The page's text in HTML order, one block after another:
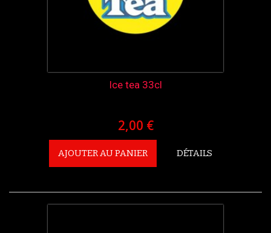
Ice tea 33cl
2,00 €
AJOUTER AU PANIER DÉTAILS